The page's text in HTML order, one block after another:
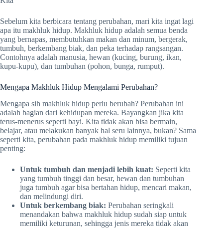
Sebelum kita berbicara tentang perubahan, mari kita ingat lagi
apa itu makhluk hidup. Makhluk hidup adalah semua benda
yang bernapas, membutuhkan makan dan minum, bergerak,
tumbuh, berkembang biak, dan peka terhadap rangsangan.
Contohnya adalah manusia, hewan (kucing, burung, ikan,
kupu-kupu), dan tumbuhan (pohon, bunga, rumput).
Mengapa Makhluk Hidup Mengalami Perubahan?
Mengapa sih makhluk hidup perlu berubah? Perubahan ini
adalah bagian dari kehidupan mereka. Bayangkan jika kita
terus-menerus seperti bayi. Kita tidak akan bisa bermain,
belajar, atau melakukan banyak hal seru lainnya, bukan? Sama
seperti kita, perubahan pada makhluk hidup memiliki tujuan
penting:
Untuk tumbuh dan menjadi lebih kuat: Seperti kita
yang tumbuh tinggi dan besar, hewan dan tumbuhan
juga tumbuh agar bisa bertahan hidup, mencari makan,
dan melindungi diri.
Untuk berkembang biak: Perubahan seringkali
menandakan bahwa makhluk hidup sudah siap untuk
memiliki keturunan, sehingga jenis mereka tidak akan